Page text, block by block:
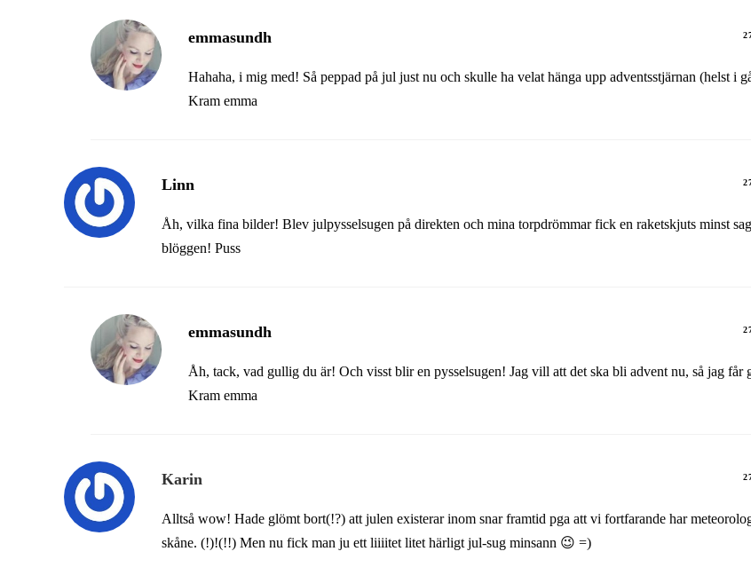
emmasundh
Hahaha, i mig med! Så peppad på jul just nu och skulle ha velat hänga upp adventsstjärnan (helst i
Kram emma
Linn
Åh, vilka fina bilder! Blev julpysselsugen på direkten och mina torpdrömmar fick en raketskjuts minst
blöggen! Puss
emmasundh
Åh, tack, vad gullig du är! Och visst blir en pysselsugen! Jag vill att det ska bli advent nu, så jag får
Kram emma
Karin
Alltså wow! Hade glömt bort(!?) att julen existerar inom snar framtid pga att vi fortfarande har
skåne. (!)!(!!) Men nu fick man ju ett liiiitet litet härligt jul-sug minsann 😉 =)